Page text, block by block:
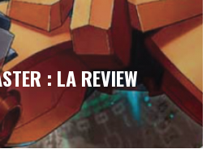
: LA REVIEW